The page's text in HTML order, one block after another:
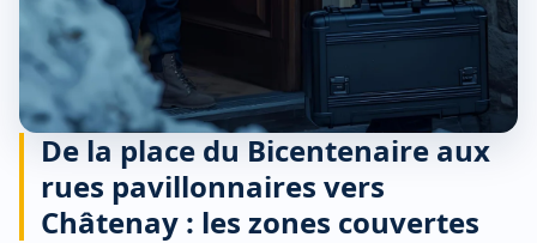
De la place du Bicentenaire aux
rues pavillonnaires vers
Châtenay : les zones couvertes